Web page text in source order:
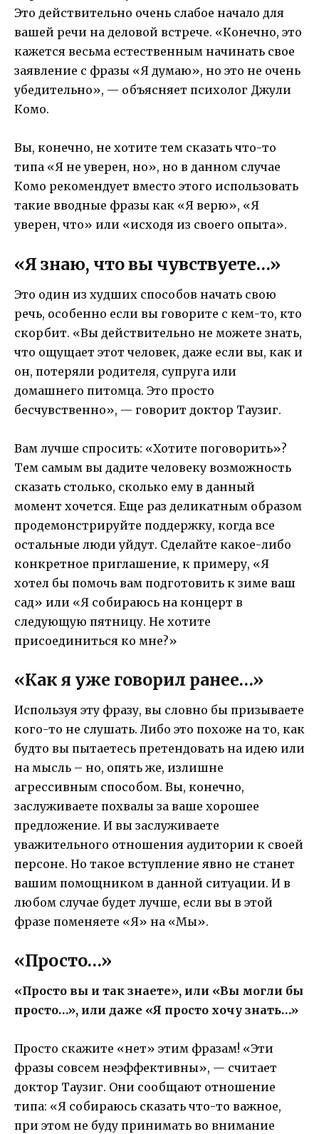
Это действительно очень слабое начало для
вашей речи на деловой встрече. «Конечно, это
кажется весьма естественным начинать свое
заявление с фразы «Я думаю», но это не очень
убедительно», — объясняет психолог Джули
Комо.
Вы, конечно, не хотите тем сказать что-то
типа «Я не уверен, но», но в данном случае
Комо рекомендует вместо этого использовать
такие вводные фразы как «Я верю», «Я
уверен, что» или «исходя из своего опыта».
«Я знаю, что вы чувствуете…»
Это один из худших способов начать свою
речь, особенно если вы говорите с кем-то, кто
скорбит. «Вы действительно не можете знать,
что ощущает этот человек, даже если вы, как и
он, потеряли родителя, супруга или
домашнего питомца. Это просто
бесчувственно», — говорит доктор Таузиг.
Вам лучше спросить: «Хотите поговорить»?
Тем самым вы дадите человеку возможность
сказать столько, сколько ему в данный
момент хочется. Еще раз деликатным образом
продемонстрируйте поддержку, когда все
остальные люди уйдут. Сделайте какое-либо
конкретное приглашение, к примеру, «Я
хотел бы помочь вам подготовить к зиме ваш
сад» или «Я собираюсь на концерт в
следующую пятницу. Не хотите
присоединиться ко мне?»
«Как я уже говорил ранее…»
Используя эту фразу, вы словно бы призываете
кого-то не слушать. Либо это похоже на то, как
будто вы пытаетесь претендовать на идею или
на мысль – но, опять же, излишне
агрессивным способом. Вы, конечно,
заслуживаете похвалы за ваше хорошее
предложение. И вы заслуживаете
уважительного отношения аудитории к своей
персоне. Но такое вступление явно не станет
вашим помощником в данной ситуации. И в
любом случае будет лучше, если вы в этой
фразе поменяете «Я» на «Мы».
«Просто…»
«Просто вы и так знаете», или «Вы могли бы
просто…», или даже «Я просто хочу знать…»
Просто скажите «нет» этим фразам! «Эти
фразы совсем неэффективны», — считает
доктор Таузиг. Они сообщают отношение
типа: «Я собираюсь сказать что-то важное,
при этом не буду принимать во внимание